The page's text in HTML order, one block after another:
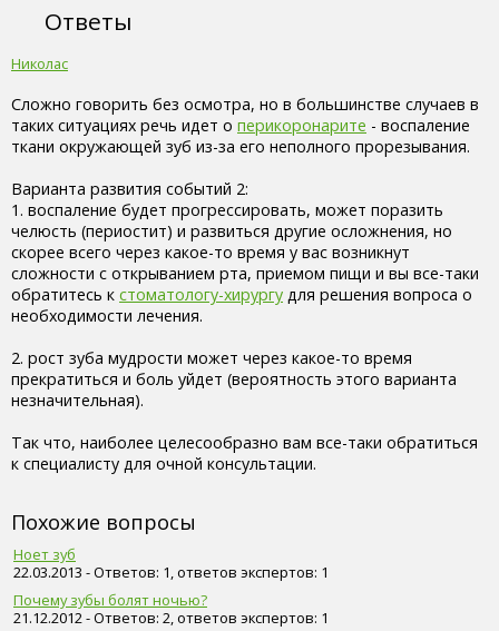
Ответы
Николас
Сложно говорить без осмотра, но в большинстве случаев в
таких ситуациях речь идет о перикоронарите - воспаление
ткани окружающей зуб из-за его неполного прорезывания.
Варианта развития событий 2:
1. воспаление будет прогрессировать, может поразить
челюсть (периостит) и развиться другие осложнения, но
скорее всего через какое-то время у вас возникнут
сложности с открыванием рта, приемом пищи и вы все-таки
обратитесь к стоматологу-хирургу для решения вопроса о
необходимости лечения.
2. рост зуба мудрости может через какое-то время
прекратиться и боль уйдет (вероятность этого варианта
незначительная).
Так что, наиболее целесообразно вам все-таки обратиться
к специалисту для очной консультации.
Похожие вопросы
Ноет зуб
22.03.2013 - Ответов: 1, ответов экспертов: 1
Почему зубы болят ночью?
21.12.2012 - Ответов: 2, ответов экспертов: 1